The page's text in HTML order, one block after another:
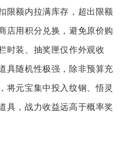
限额内拉满库存，超出限额
店用积分兑换，避免原价购
时装、抽奖匣仅作外观收
具随机性极强，除非预算充
将元宝集中投入纹钢、悟灵
具，战力收益远高于概率奖